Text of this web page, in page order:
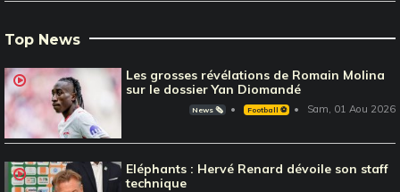
Top News
Les grosses révélations de Romain Molina
sur le dossier Yan Diomandé
News 🗞️ Football ⚽️ Sam, 01 Aou 2026
Eléphants : Hervé Renard dévoile son staff
technique